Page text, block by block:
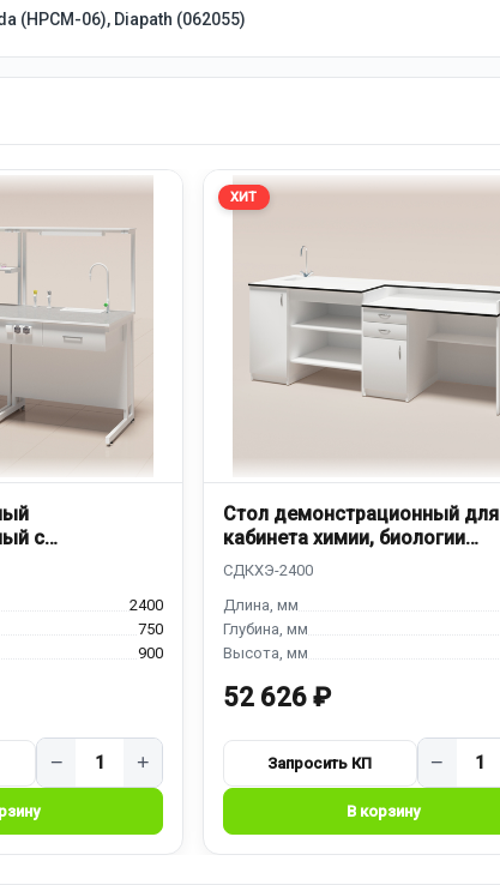
(НРСМ-06), Diapath (062055)
с
2400
750
900
− +
ХИТ
Стол демонстрационный для
кабинета химии, биологии
СДКХЭ-2400
52 626 ₽
−